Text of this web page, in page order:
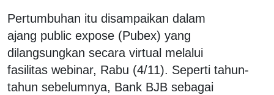
Pertumbuhan itu disampaikan dalam
ajang public expose (Pubex) yang
dilangsungkan secara virtual melalui
fasilitas webinar, Rabu (4/11). Seperti tahun-
tahun sebelumnya, Bank BJB sebagai